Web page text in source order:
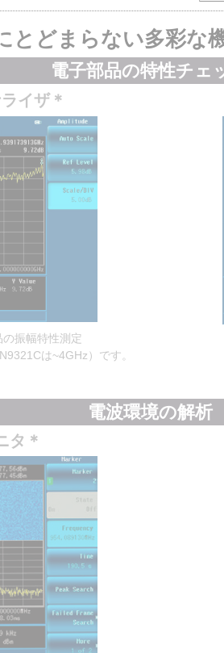
とどまらない多彩な
電子部品の特性チェ
イザ＊
振幅特性測定
は~4GHz）です。
電波環境の解析
タ＊